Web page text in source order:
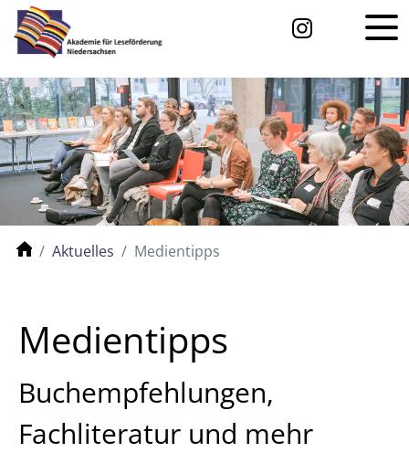
Aktuelles Medientipps
Medientipps
Buchempfehlungen,
Fachliteratur und mehr